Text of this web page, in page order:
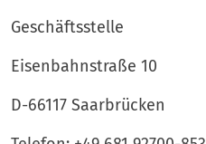
Geschäftsstelle
Eisenbahnstraße 10
D-66117 Saarbrücken